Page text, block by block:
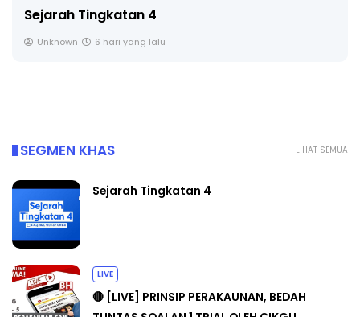
🔴 [LIVE] PRINSIP PERAKAUNAN, BEDAH TUNTAS
LIHAT SEMUA
SEGMEN KHAS
Sejarah Tingkatan 4
LIVE
🔴 [LIVE] PRINSIP PERAKAUNAN, BEDAH